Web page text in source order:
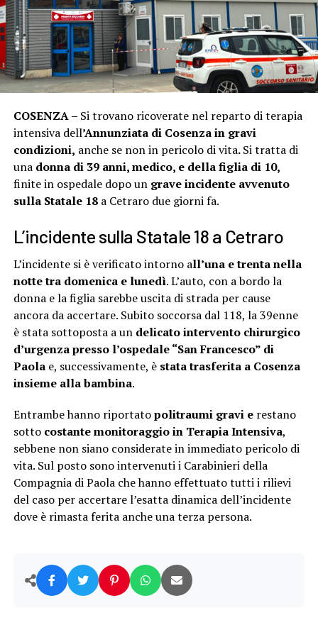
COSENZA – Si trovano ricoverate nel reparto di terapia
intensiva dell’Annunziata di Cosenza in gravi
condizioni, anche se non in pericolo di vita.Si tratta di
una donna di 39 anni, medico, e della figlia di 10,
finite in ospedale dopo un grave incidente avvenuto
sulla Statale 18a Cetraro due giorni fa.
L’incidente sulla Statale 18 a Cetraro
L’incidente si è verificato intorno all’una e trenta nella
notte tra domenica e lunedì. L’auto, con a bordo la
donna e la figlia sarebbe uscita di strada per cause
ancora da accertare. Subito soccorsa dal 118, la 39enne
è stata sottoposta a un delicato intervento chirurgico
d’urgenza presso l’ospedale “San Francesco” di
Paolae, successivamente, è stata trasferita a Cosenza
insieme alla bambina.
Entrambe hanno riportatopolitraumi gravi erestano
sotto costante monitoraggio in Terapia Intensiva,
sebbene non siano considerate in immediato pericolo di
vita. Sul posto sono intervenuti i Carabinieri della
Compagnia di Paola che hanno effettuato tutti i rilievi
del caso per accertare l’esatta dinamica dell’incidente
dove è rimasta ferita anche una terza persona.